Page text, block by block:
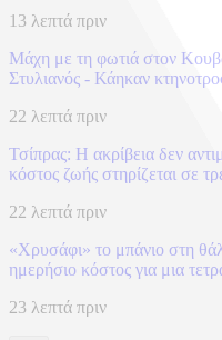
13 λεπτά πριν
Μάχη με τη φωτιά στον
Στυλιανός - Κάηκαν
22 λεπτά πριν
Τσίπρας: Η ακρίβεια δεν
κόστος ζωής στηρίζεται σε
22 λεπτά πριν
«Χρυσάφι» το μπάνιο στη
ημερήσιο κόστος για μια
23 λεπτά πριν